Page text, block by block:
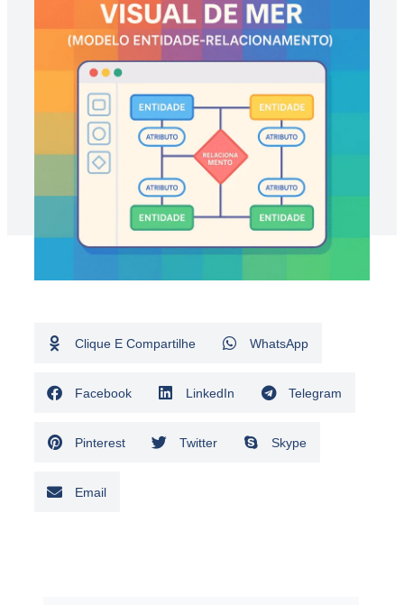
Clique E Compartilhe WhatsApp
Facebook LinkedIn Telegram
Pinterest Twitter Skype
Email